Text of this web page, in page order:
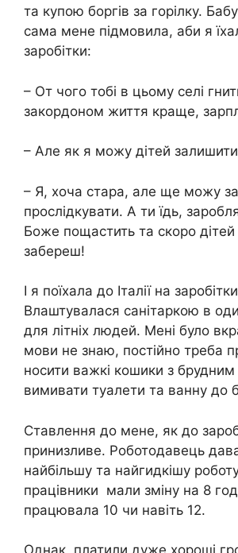
та купою боргів за горілку.
сама мене підмовила, аби я
заробітки:
– От чого тобі в цьому селі
закордоном життя краще,
– Але як я можу дітей
– Я, хоча стара, але ще можу
прослідкувати. А ти їдь,
Боже пощастить та скоро
забереш!
І я поїхала до Італії на
Влаштувалася санітаркою в
для літніх людей. Мені було
мови не знаю, постійно треба
носити важкі кошики з
вимивати туалети та ванну до
Ставлення до мене, як до
принизливе. Роботодавець
найбільшу та найгидкішу
працівники мали зміну на 8
працювала 10 чи навіть 12.
Однак, платили дуже хороші